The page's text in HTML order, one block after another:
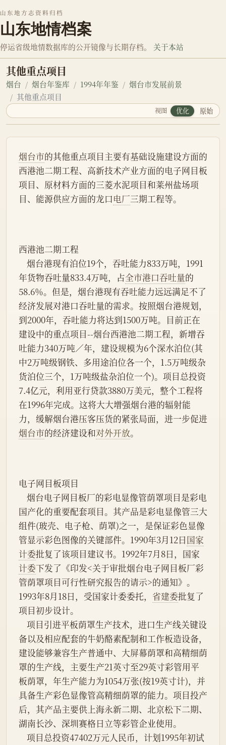
山东地方志资料归档
山东地情档案
停运省级地情数据库的公开镜像与长期存档。 关于本站
其他重点项目
烟台 烟台年鉴库 1994年年鉴
烟台市发展前景
其他重点项目
视图 优化 原始
烟台市的其他重点项目主要有基础设施建设方面的
西港池二期工程、高新技术产业方面的电子网目板
项目、原材料方面的三菱水泥项目和莱州盐场项
目、能源供应方面的龙口电厂三期工程等。
西港池二期工程
年货物吞吐量833.4万吨，占全市港口吞吐量的
58.6％。但是，烟台港现有吞吐能力远远满足不了
经济发展对港口吞吐量的需求。按照烟台港规划，
到2000年，吞吐能力将达到1500万吨。目前正在
建设中的重点项目--烟台西港池二期工程，新增吞
吐能力340万吨／年，建设规模为6个深水泊位(其
中2万吨级钢铁、多用途泊位各一个，1.5万吨级杂
货泊位三个，1万吨级盐杂泊位一个)。项目总投资
7.4亿元，利用亚行贷款3880万美元，整个工程将
在1996年完成。这将大大增强烟台港的辐射能
力，缓解烟台港压客压货的紧张局面，进一步促进
烟台市的经济建设和对外开放。
电子网目板项目
国产化的重要配套项目。其产品是彩电显像管三大
组件(玻壳、电子枪、荫罩)之一，是保证彩色显像
管显示彩色图像的关键部件。1990年3月12日国家
计委批复了该项目建议书。1992年7月8日，国家
计委下发了《印发<关于审批烟台电子网目板厂彩
管荫罩项目可行性研究报告的请示>的通知》。
1993年8月18日，受国家计委委托， 省建委批复了
项目初步设计。
备以及相应配套的牛奶酪素配制和工作板造设备，
建设能够兼容生产普通中、大屏幕荫罩和高精细荫
罩的生产线，主要生产21英寸至29英寸彩管用平
板荫罩，年生产能力为1054万张(按19英寸计)，并
具备生产彩色显像管高精细荫罩的能力。项目投产
后，其产品主要供上海永新二期、北京松下二期、
湖南长沙、深圳赛格日立等彩管企业使用。